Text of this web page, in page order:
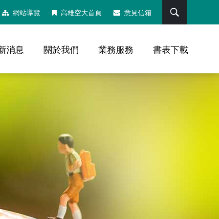
網站導覽 高雄空大首頁 意見信箱
消息 關於我們 業務服務 書表下載